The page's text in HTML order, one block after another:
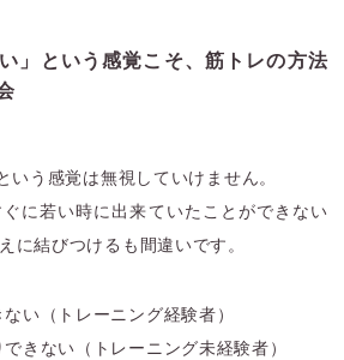
」という感覚こそ、筋トレの方法
いう感覚は無視していけません。
に若い時に出来ていたことができない
に結びつけるも間違いです。
い（トレーニング経験者）
きない（トレーニング未経験者）